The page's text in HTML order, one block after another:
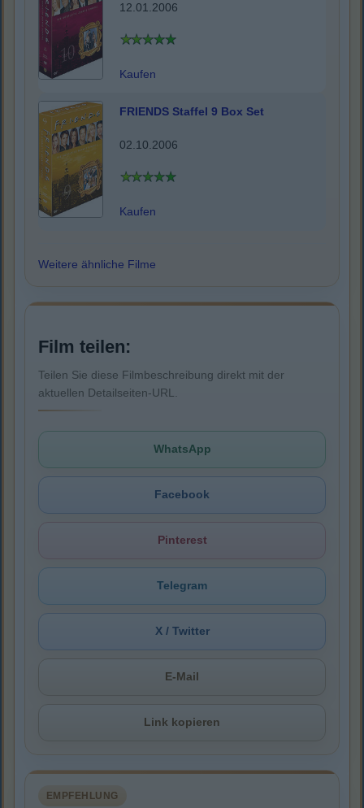
12.01.2006
Kaufen
FRIENDS Staffel 9 Box Set
02.10.2006
Kaufen
Weitere ähnliche Filme
Film teilen:
Teilen Sie diese Filmbeschreibung direkt mit der
aktuellen Detailseiten-URL.
WhatsApp
Facebook
Pinterest
Telegram
X / Twitter
E-Mail
Link kopieren
EMPFEHLUNG